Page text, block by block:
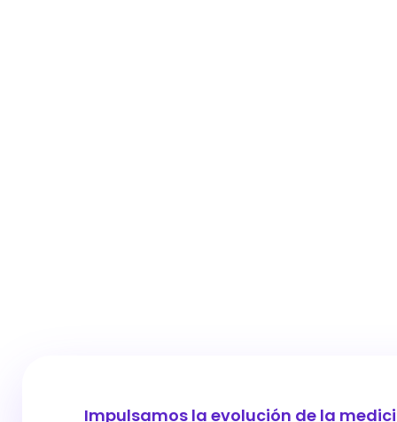
Impulsamos la evolución de la